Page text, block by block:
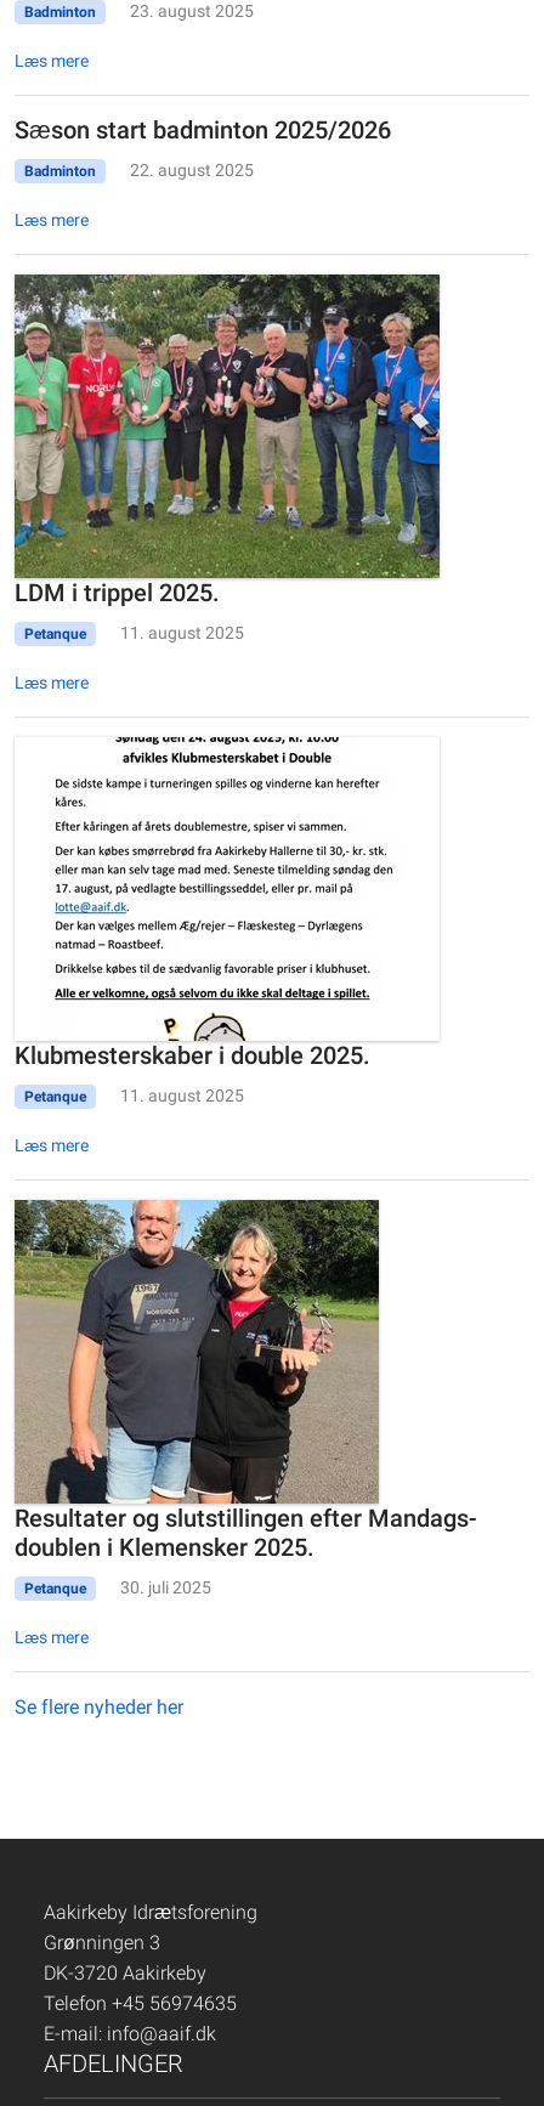
Badminton 23. august 2025
Læs mere
Sæson start badminton 2025/2026
Badminton 22. august 2025
Læs mere
LDM i trippel 2025.
Petanque 11. august 2025
Læs mere
Klubmesterskaber i double 2025.
Petanque 11. august 2025
Læs mere
Resultater og slutstillingen efter Mandags-
doublen i Klemensker 2025.
Petanque 30. juli 2025
Læs mere
Se flere nyheder her
Aakirkeby Idrætsforening
Grønningen 3
DK-3720 Aakirkeby
Telefon +45 56974635
E-mail: info@aaif.dk
AFDELINGER